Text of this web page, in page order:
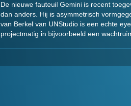
De nieuwe fauteuil Gemini is recent
dan anders. Hij is asymmetrisch
van Berkel van UNStudio is een echte
projectmatig in bijvoorbeeld een